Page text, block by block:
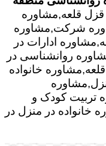
قلعه,مشاوره
شرکت,مشاوره
ادارات در
روانشناسی در
خانواده
تربیت کودک و
خانواده در منزل در